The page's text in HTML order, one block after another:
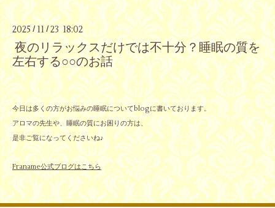
2025/11 /23 18:02
夜のリラックスだけでは不十分？睡眠の質を
左右する○○のお話
今日は多くの方がお悩みの睡眠についてblogに書いております。
アロマの先生や、睡眠の質にお困りの方は、
是非ご覧になってくださいね♪
Franame公式ブログはこちら